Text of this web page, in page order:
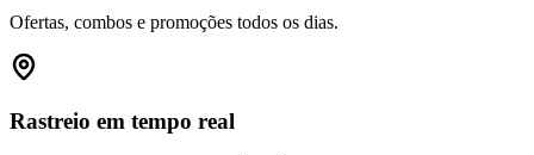
Ofertas, combos e promoções todos os dias.
Rastreio em tempo real